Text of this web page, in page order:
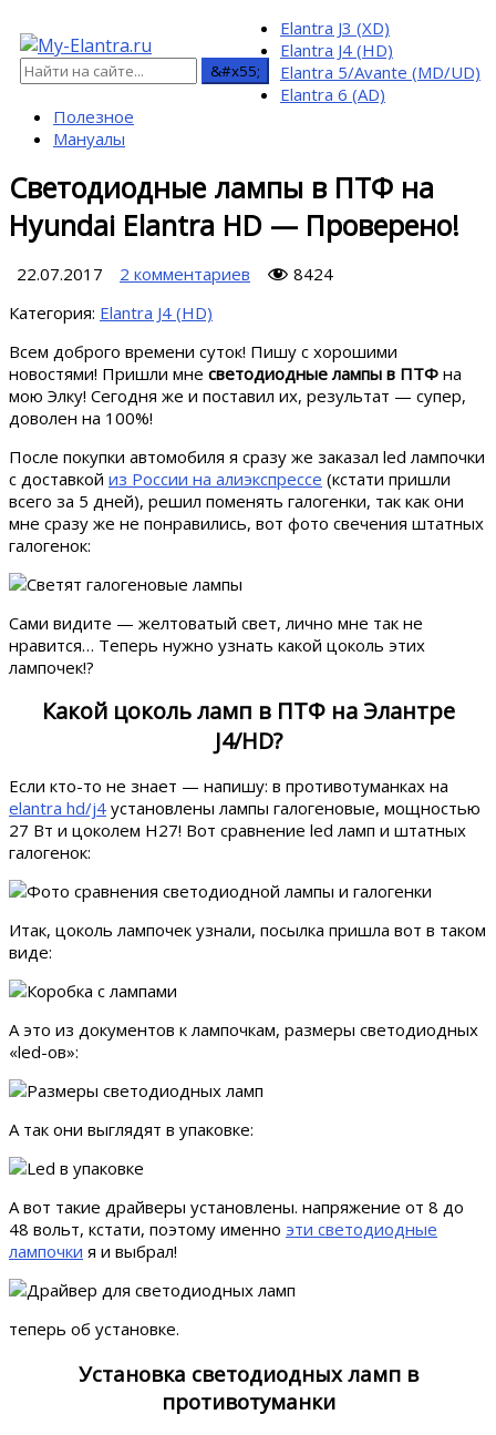
Elantra J3 (XD)
Elantra J4 (HD)
Elantra 5/Avante (MD/UD)
Elantra 6 (AD)
Полезное
Мануалы
Светодиодные лампы в ПТФ на
Hyundai Elantra HD — Проверено!
22.07.2017 2 комментариев
8424
Категория: Elantra J4 (HD)
Всем доброго времени суток! Пишу с хорошими
новостями! Пришли мне светодиодные лампы в ПТФ на
мою Элку! Сегодня же и поставил их, результат — супер,
доволен на 100%!
После покупки автомобиля я сразу же заказал led лампочки
с доставкой из России на алиэкспрессе (кстати пришли
всего за 5 дней), решил поменять галогенки, так как они
мне сразу же не понравились, вот фото свечения штатных
галогенок:
Сами видите — желтоватый свет, лично мне так не
нравится… Теперь нужно узнать какой цоколь этих
лампочек!?
Какой цоколь ламп в ПТФ на Элантре
J4/HD?
Если кто-то не знает — напишу: в противотуманках на
elantra hd/j4 установлены лампы галогеновые, мощностью
27 Вт и цоколем H27! Вот сравнение led ламп и штатных
галогенок:
Итак, цоколь лампочек узнали, посылка пришла вот в таком
виде:
А это из документов к лампочкам, размеры светодиодных
«led-ов»:
А так они выглядят в упаковке:
А вот такие драйверы установлены. напряжение от 8 до
48 вольт, кстати, поэтому именно эти светодиодные
лампочки я и выбрал!
теперь об установке.
Установка светодиодных ламп в
противотуманки